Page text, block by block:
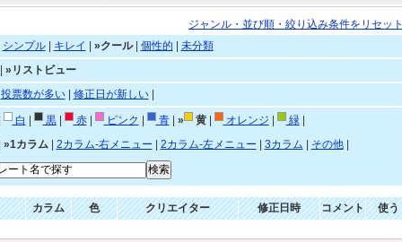
ジャンル・並び順・絞り込み条件をリセット
シンプル| キレイ »クール| 個性的
未分類
»リストビュー
投票数が多い| 修正日が新しい|
白 黒| 赤| ピンク 青| » 黄| オレンジ 緑|
»1カラム| 2カラム-右メニュー 2カラム-左メニュー 3カラム その他|
カラム 色 クリエイター 修正日時 コメント 使う